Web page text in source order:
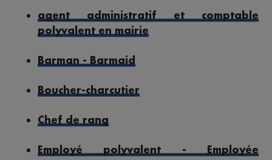
agent administratif et comptable
polyvalent en mairie
Barman - Barmaid
Boucher-charcutier
Chef de rang
Employé polyvalent - Employée